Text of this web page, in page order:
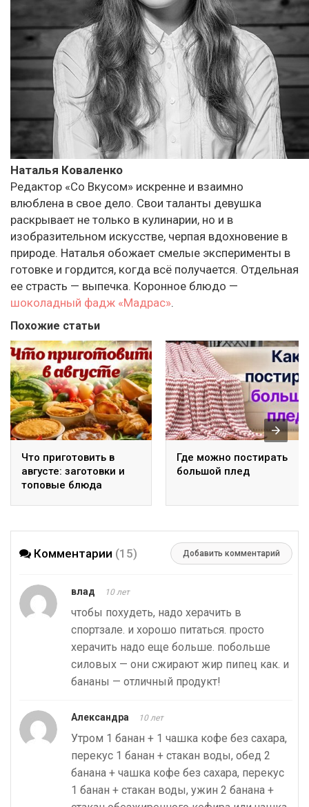
Наталья Коваленко
Редактор «Со Вкусом» искренне и взаимно
влюблена в свое дело. Свои таланты девушка
раскрывает не только в кулинарии, но и в
изобразительном искусстве, черпая вдохновение в
природе. Наталья обожает смелые эксперименты в
готовке и гордится, когда всё получается. Отдельная
ее страсть — выпечка. Коронное блюдо —
шоколадный фадж «Мадрас».
Похожие статьи
Что приготовить в
августе: заготовки и
топовые блюда
Где можно постирать
большой плед
Комментарии (15) Добавить комментарий
влад 10 лет
чтобы похудеть, надо херачить в
спортзале. и хорошо питаться. просто
херачить надо еще больше. побольше
силовых — они сжирают жир пипец как. и
бананы — отличный продукт!
Александра 10 лет
Утром 1 банан + 1 чашка кофе без сахара,
перекус 1 банан + стакан воды, обед 2
банана + чашка кофе без сахара, перекус
1 банан + стакан воды, ужин 2 банана +